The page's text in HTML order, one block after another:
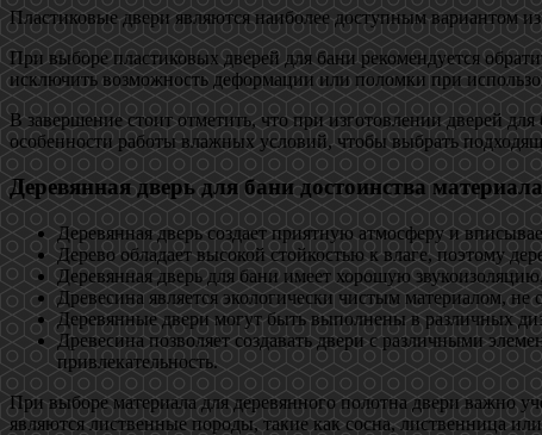
Пластиковые двери являются наиболее доступным вариантом
При выборе пластиковых дверей для бани рекомендуется
исключить возможность деформации или поломки при
В завершение стоит отметить, что при изготовлении дверей
особенности работы влажных условий, чтобы выбрать
Деревянная дверь для бани достоинства
Деревянная дверь создает приятную атмосферу и
Дерево обладает высокой стойкостью к влаге, поэтому
Деревянная дверь для бани имеет хорошую
Древесина является экологически чистым материалом,
Деревянные двери могут быть выполнены в различных
Древесина позволяет создавать двери с различными
привлекательность.
При выборе материала для деревянного полотна двери важно
являются лиственные породы, такие как сосна, лиственница